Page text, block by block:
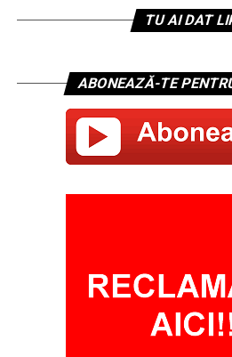
TU AI DAT
ABONEAZĂ-TE